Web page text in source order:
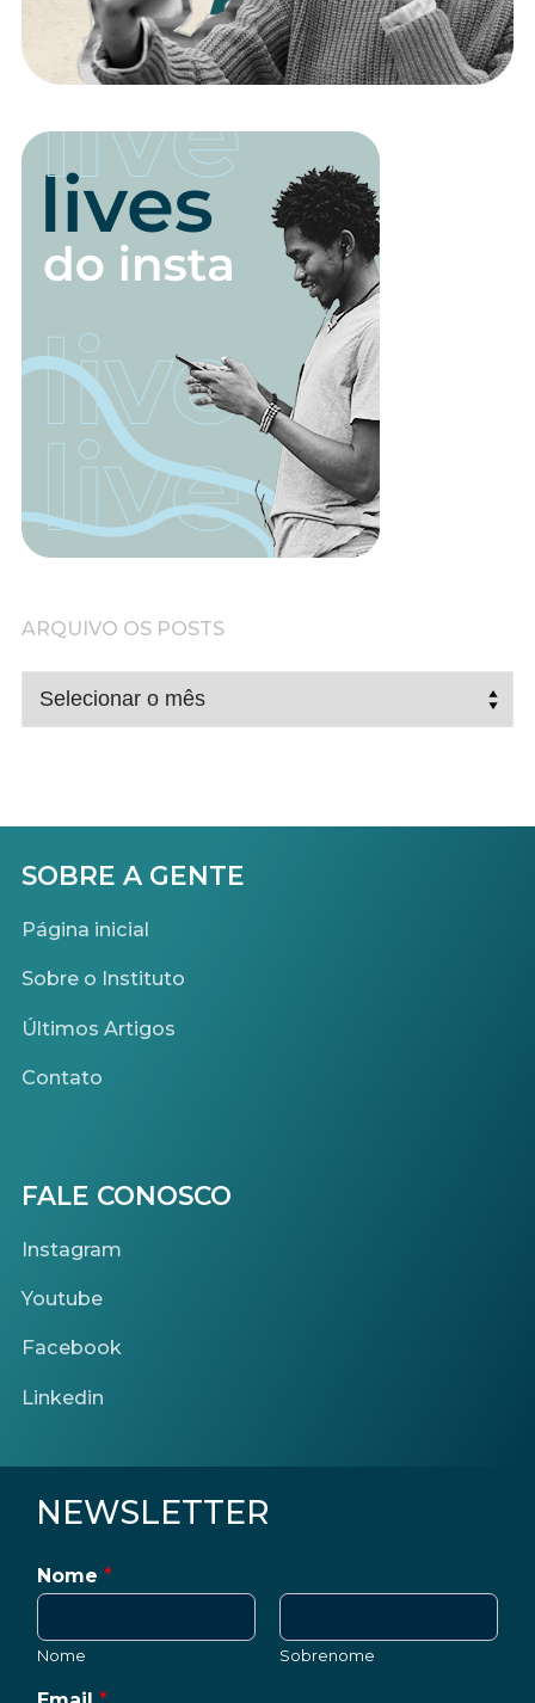
ARQUIVO OS POSTS
ARQUIVO
OS
SOBRE A GENTE
Página inicial
Sobre o Instituto
Últimos Artigos
Contato
FALE CONOSCO
Instagram
Youtube
Facebook
Linkedin
NEWSLETTER
Nome *
Nome Sobrenome